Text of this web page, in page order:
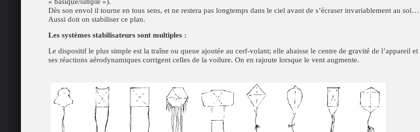
Dès son envol il tourne en tous sens, et ne restera pas longtemps dans le ciel avant de s’écraser invariablement au sol…
Aussi doit on stabiliser ce plan.
Les systèmes stabilisateurs sont multiples :
Le dispositif le plus simple est la traîne ou queue ajoutée au cerf-volant; elle abaisse le centre de gravité de l’appareil et
ses réactions aérodynamiques corrigent celles de la voilure. On en rajoute lorsque le vent augmente.